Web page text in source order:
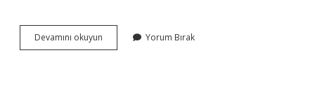
Devamını okuyun
Hangi
Yorum Bırak